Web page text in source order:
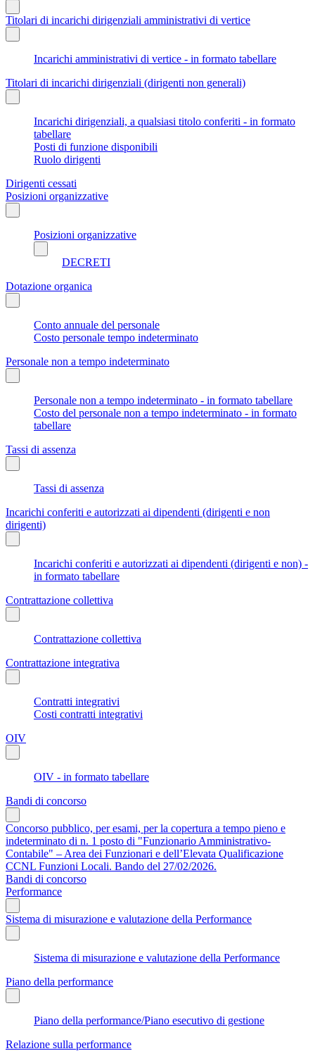
Titolari di incarichi dirigenziali amministrativi di vertice
Incarichi amministrativi di vertice - in formato tabellare
Titolari di incarichi dirigenziali (dirigenti non generali)
Incarichi dirigenziali, a qualsiasi titolo conferiti - in formato
tabellare
Posti di funzione disponibili
Ruolo dirigenti
Dirigenti cessati
Posizioni organizzative
Posizioni organizzative
DECRETI
Dotazione organica
Conto annuale del personale
Costo personale tempo indeterminato
Personale non a tempo indeterminato
Personale non a tempo indeterminato - in formato tabellare
Costo del personale non a tempo indeterminato - in formato
tabellare
Tassi di assenza
Tassi di assenza
Incarichi conferiti e autorizzati ai dipendenti (dirigenti e non
dirigenti)
Incarichi conferiti e autorizzati ai dipendenti (dirigenti e non) -
in formato tabellare
Contrattazione collettiva
Contrattazione collettiva
Contrattazione integrativa
Contratti integrativi
Costi contratti integrativi
OIV
OIV - in formato tabellare
Bandi di concorso
Concorso pubblico, per esami, per la copertura a tempo pieno e
indeterminato di n. 1 posto di "Funzionario Amministrativo-
Contabile" – Area dei Funzionari e dell’Elevata Qualificazione
CCNL Funzioni Locali. Bando del 27/02/2026.
Bandi di concorso
Performance
Sistema di misurazione e valutazione della Performance
Sistema di misurazione e valutazione della Performance
Piano della performance
Piano della performance/Piano esecutivo di gestione
Relazione sulla performance